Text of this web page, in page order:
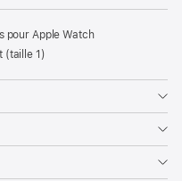
pour Apple Watch
(taille 1)